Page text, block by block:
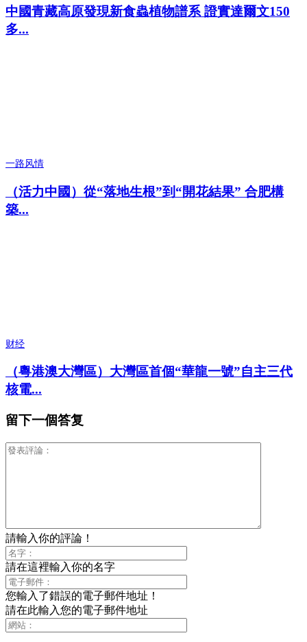
中國青藏高原發現新食蟲植物譜系 證實達爾文150
多...
一路风情
（活力中國）從“落地生根”到“開花結果” 合肥構
築...
财经
（粵港澳大灣區）大灣區首個“華龍一號”自主三代
核電...
留下一個答复
請輸入你的評論！
請在這裡輸入你的名字
您輸入了錯誤的電子郵件地址！
請在此輸入您的電子郵件地址